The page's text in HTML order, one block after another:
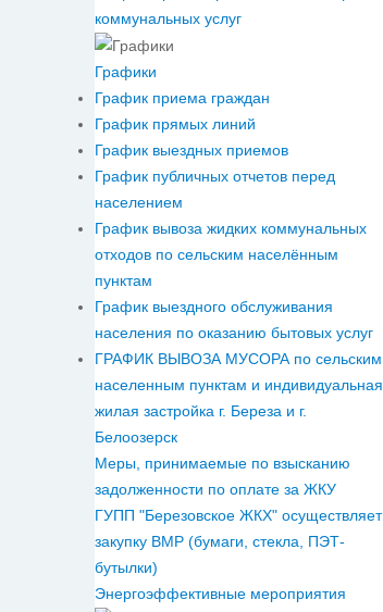
коммунальных услуг
Графики
График приема граждан
График прямых линий
График выездных приемов
График публичных отчетов перед
населением
График вывоза жидких коммунальных
отходов по сельским населённым
пунктам
График выездного обслуживания
населения по оказанию бытовых услуг
ГРАФИК ВЫВОЗА МУСОРА по сельским
населенным пунктам и индивидуальная
жилая застройка г. Береза и г.
Белоозерск
Меры, принимаемые по взысканию
задолженности по оплате за ЖКУ
ГУПП "Березовское ЖКХ" осуществляет
закупку ВМР (бумаги, стекла, ПЭТ-
бутылки)
Энергоэффективные мероприятия